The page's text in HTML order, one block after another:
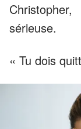
sérieuse.
« Tu dois